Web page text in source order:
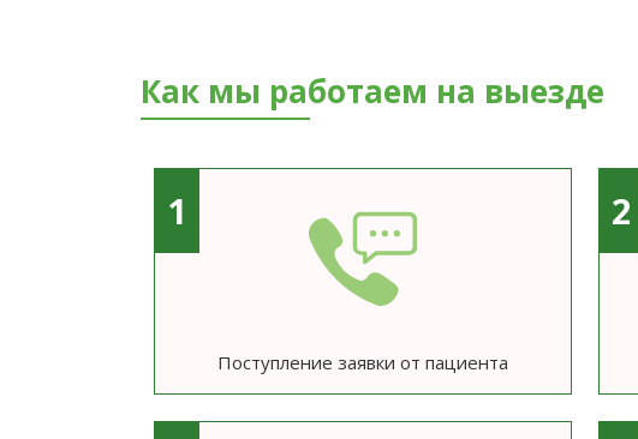
Как мы работаем на выезде
1
Поступление заявки от пациента
2